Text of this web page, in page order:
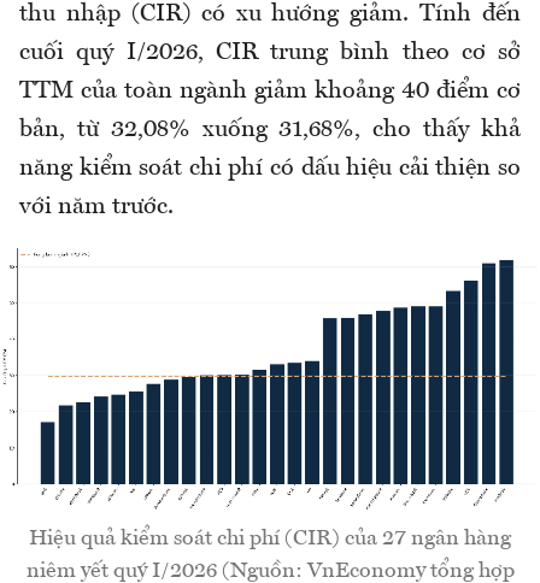
thu nhập (CIR) có xu hướng giảm. Tính đến
cuối quý I/2026, CIR trung bình theo cơ sở
TTM của toàn ngành giảm khoảng 40 điểm cơ
bản, từ 32,08% xuống 31,68%, cho thấy khả
năng kiểm soát chi phí có dấu hiệu cải thiện so
với năm trước.
Hiệu quả kiểm soát chi phí (CIR) của 27 ngân hàng
niêm yết quý I/2026 (Nguồn: VnEconomy tổng hợp